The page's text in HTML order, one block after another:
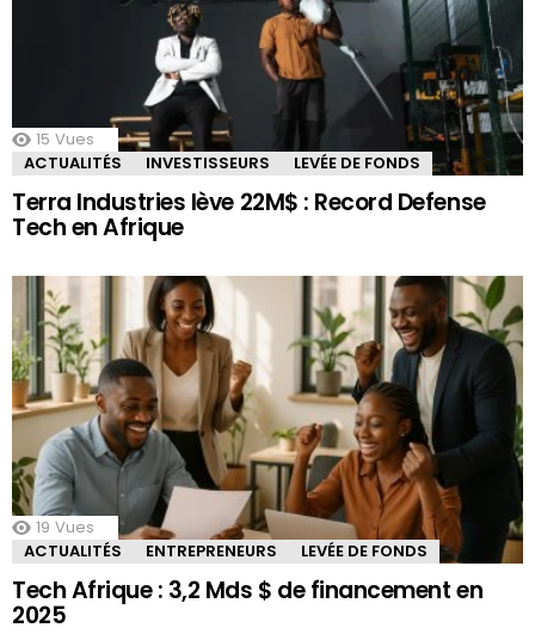
15 Vues
ACTUALITÉS
INVESTISSEURS LEVÉE DE FONDS
Terra Industries lève 22M$ : Record Defense
Tech en Afrique
19 Vues
ACTUALITÉS
ENTREPRENEURS LEVÉE DE FONDS
Tech Afrique : 3,2 Mds $ de financement en
2025